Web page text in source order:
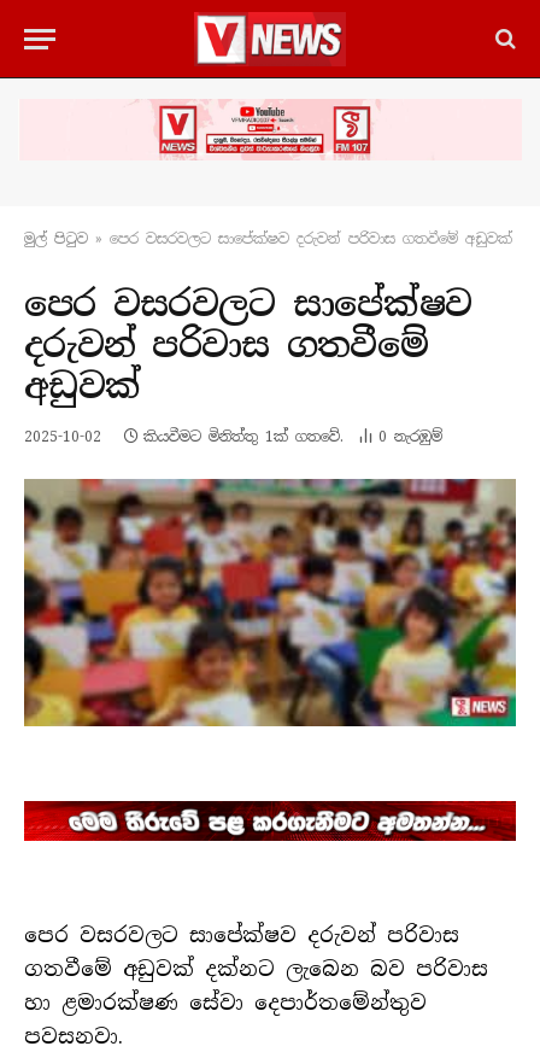
මුල් පිටු​ව » පෙර වසරවලට සාපේක්ෂව දරුවන් පරිවාස ගතවීමේ අඩුවක්
පෙර වසරවලට සාපේක්ෂව
දරුවන් පරිවාස ගතවීමේ
අඩුවක්
2025-10-02 කියවීමට මිනිත්තු 1ක් ගතවේ. 0 නැරඹු​ම්
පෙර වසරවලට සාපේක්ෂව දරුවන් පරිවාස
ගතවීමේ අඩුවක් දක්නට ලැබෙන බව පරිවාස
හා ළමාරක්ෂණ සේවා දෙපාර්තමේන්තුව
පවසනවා.